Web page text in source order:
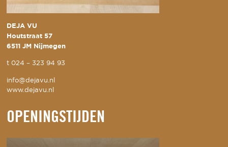
DEJA VU
Houtstraat 57
6511 JM Nijmegen
t024 – 323 94 93
info@dejavu.nl
www.dejavu.nl
OPENINGSTIJDEN